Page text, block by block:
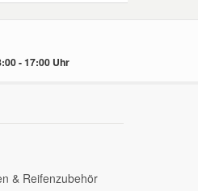
- 17:00 Uhr
& Reifenzubehör